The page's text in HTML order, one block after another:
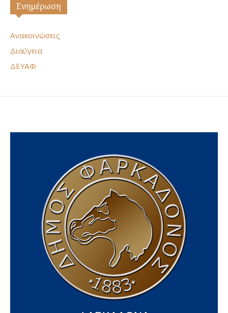
Ενημέρωση
Ανακοινώσεις
Διαύγεια
ΔΕΥΑΦ